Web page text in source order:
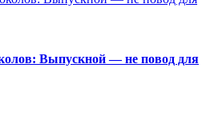
Выпускной — не повод для